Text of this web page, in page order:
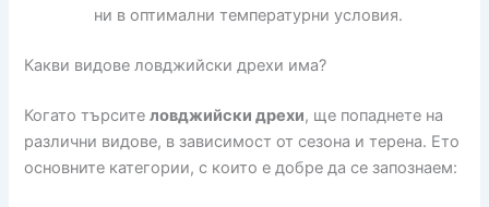
ни в оптимални температурни условия.
Какви видове ловджийски дрехи има?
Когато търсителовджийски дрехи, ще попаднете на
различни видове, в зависимост от сезона и терена. Ето
основните категории, с които е добре да се запознаем: